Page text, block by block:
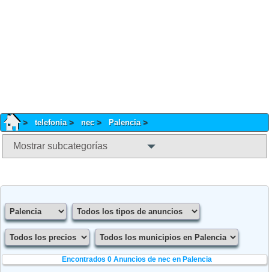
telefonia nec Palencia
Mostrar subcategorías
Encontrados 0Anuncios de nec en Palencia